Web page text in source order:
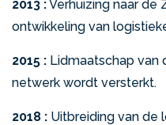
2013 :Verhuizing naar de
ontwikkeling van
2015 : Lidmaatschap van
netwerk wordt versterkt.
2018 : Uitbreiding van de